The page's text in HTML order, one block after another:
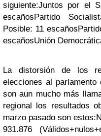
siguiente:Juntos por el
escaños Partido
Posible: 11 escaños
escañosUnión
La distorsión de los
elecciones al parlamento
son aun mucho más
regional los resultados
marzo pasado son estos:
931.876